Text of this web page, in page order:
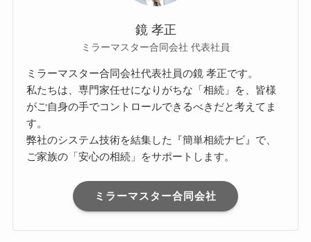
鏡 孝正
ミラーマスター合同会社 代表社員
ミラーマスター合同会社代表社員の鏡 孝正です。
私たちは、専門家任せになりがちな「相続」を、皆様
がご自身の手でコントロールできるべきだと考えてま
す。
弊社のシステム技術を結集した『簡単相続ナビ』で、
ご家族の「安心の相続」をサポートします。
ミラーマスター合同会社